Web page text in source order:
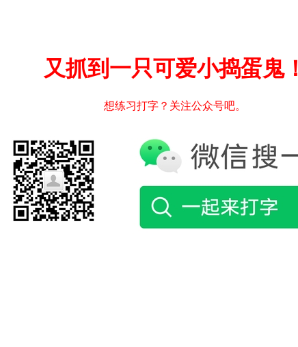
又抓到一只可爱小捣蛋鬼！
想练习打字？关注公众号吧。